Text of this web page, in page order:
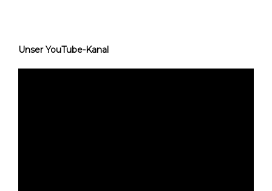
Unser YouTube-Kanal